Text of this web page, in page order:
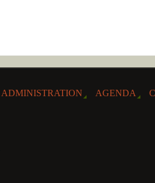
ADMINISTRATION AGENDA